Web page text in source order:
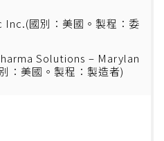
Inc.(國別：美國。製程：委
Solutions – Marylan
：美國。製程：製造者)